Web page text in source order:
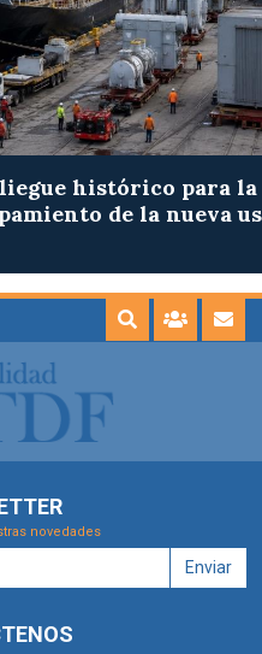
para la
de la nueva usina de
novedades
Enviar